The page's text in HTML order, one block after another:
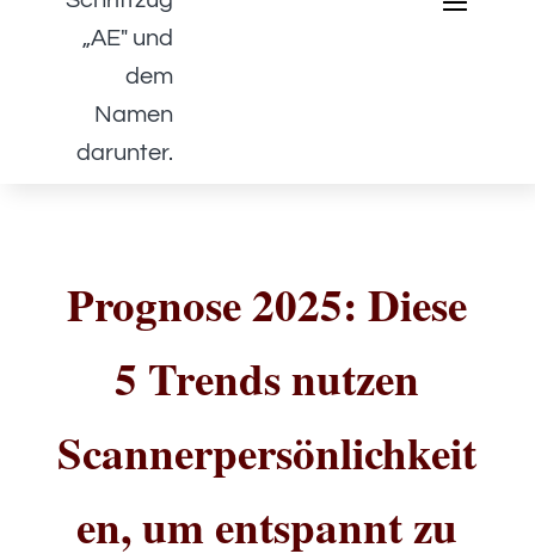
Prognose 2025: Diese
5 Trends nutzen
Scannerpersönlichkeit
en, um entspannt zu